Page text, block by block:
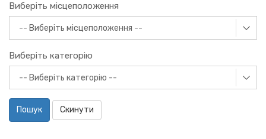
Виберіть місцеположення
Виберіть категорію
Пошук Скинути